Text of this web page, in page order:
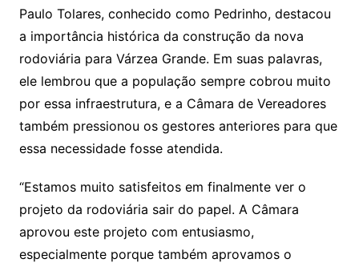
Paulo Tolares, conhecido como Pedrinho, destacou
a importância histórica da construção da nova
rodoviária para Várzea Grande. Em suas palavras,
ele lembrou que a população sempre cobrou muito
por essa infraestrutura, e a Câmara de Vereadores
também pressionou os gestores anteriores para que
essa necessidade fosse atendida.
“Estamos muito satisfeitos em finalmente ver o
projeto da rodoviária sair do papel. A Câmara
aprovou este projeto com entusiasmo,
especialmente porque também aprovamos o